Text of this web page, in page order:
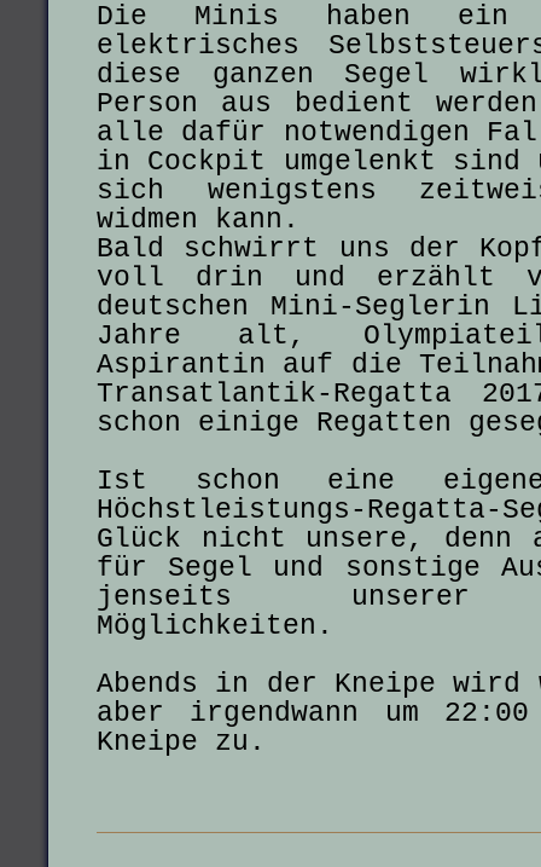
Die Minis haben ein
elektrisches
diese ganzen Segel
Person aus bedient
alle dafür notwendigen
in Cockpit umgelenkt sind
sich wenigstens
widmen kann.
Bald schwirrt uns der
voll drin und erzählt
deutschen Mini-Seglerin
Jahre alt,
Aspirantin auf die
Transatlantik-Regatta
schon einige Regatten
Ist schon eine
Höchstleistungs-Regatta-
Glück nicht unsere, denn
für Segel und sonstige
jenseits unserer
Möglichkeiten.
Abends in der Kneipe
aber irgendwann um
Kneipe zu.